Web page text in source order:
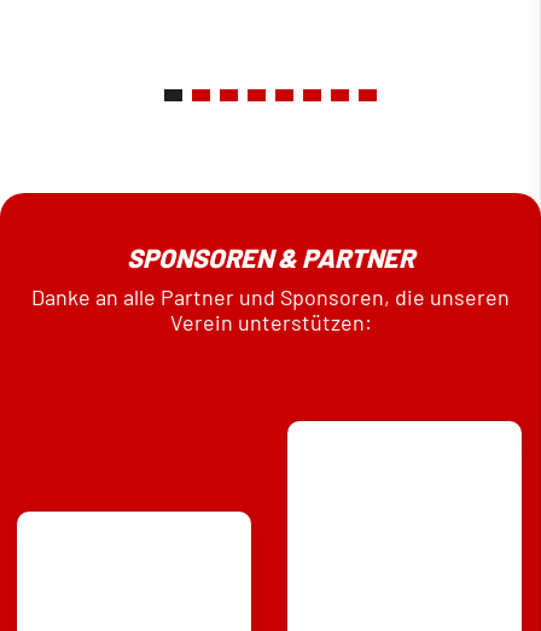
SPONSOREN & PARTNER
Danke an alle Partner und Sponsoren, die unseren
Verein unterstützen: